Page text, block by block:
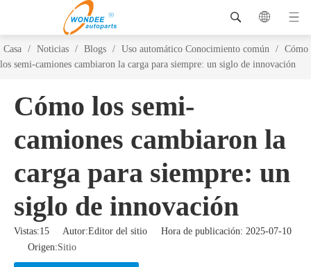
Casa / Noticias / Blogs / Uso automático Conocimiento común / Cómo
los semi-camiones cambiaron la carga para siempre: un siglo de innovación
Cómo los semi-
camiones cambiaron la
carga para siempre: un
siglo de innovación
Vistas:15 Autor:Editor del sitio Hora de publicación: 2025-07-10
Origen:Sitio